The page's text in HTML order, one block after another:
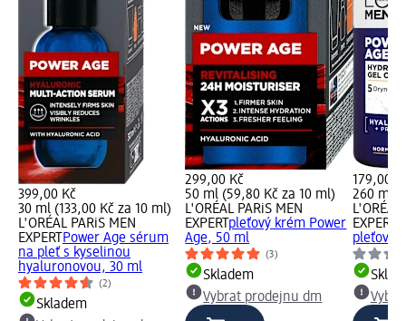
399,00 Kč
30 ml (133,00 Kč za 10 ml)
L'ORÉAL PARiS MEN
EXPERT Power Age sérum
na pleť s kyselinou
hyaluronovou, 30 ml
(2)
Skladem
299,00 Kč
50 ml (59,80 Kč za 10 ml)
L'ORÉAL PARiS MEN
EXPERT pleťový krém Power
Age, 50 ml
(3)
Skladem
Vybrat prodejnu dm
179,00
260 ml
EXPERT
pleťový